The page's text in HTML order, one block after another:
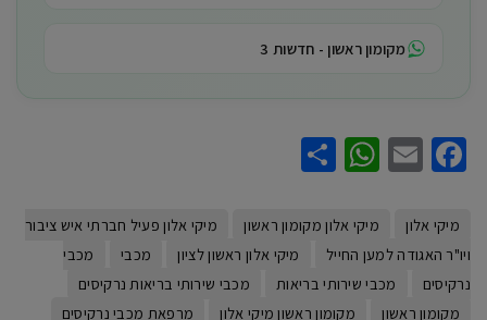
מקומון ראשון - חדשות 3
Facebook
Email
WhatsApp
מיקי אלון מיקי אלון מקומון ראשון
מיקי אלון פעיל חברתי איש ציבור
ויו"ר האגודה למען החייל
מיקי אלון ראשון לציון מכבי
מכבי
נרקיסים
מכבי שירותי בריאות
מכבי שירותי בריאות נרקיסים
מקומון ראשון
מקומון ראשון מיקי אלון
מרפאת מכבי נרקיסים